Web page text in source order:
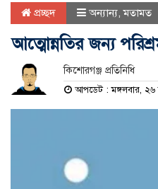
প্রচ্ছদ অন্যান্য,মতামত
আত্মোন্নতির জন্য
কিশোরগঞ্জ প্রতিনিধি
আপডেট : মঙ্গলবার, ২৬